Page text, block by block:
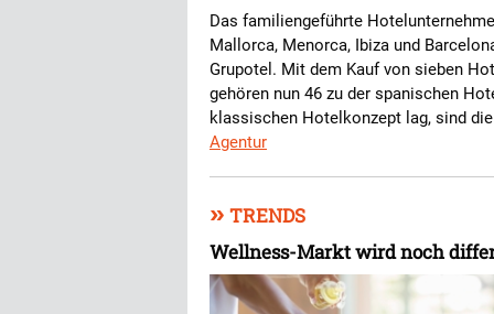
Das familiengeführte
Mallorca, Menorca, Ibiza und
Grupotel. Mit dem Kauf von sieben
gehören nun 46 zu der spanischen
klassischen Hotelkonzept lag, sind
Agentur
» TRENDS
Wellness-Markt wird noch